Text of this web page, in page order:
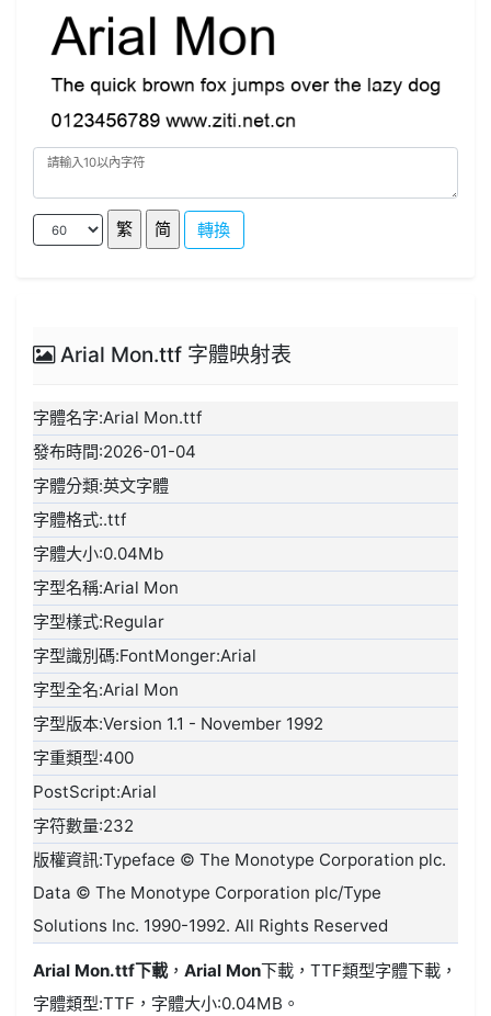
轉換
Arial Mon.ttf 字體映射表
字體名字:Arial Mon.ttf
發布時間:2026-01-04
字體分類:英文字體
字體格式:.ttf
字體大小:0.04Mb
字型名稱:Arial Mon
字型樣式:Regular
字型識別碼:FontMonger:Arial
字型全名:Arial Mon
字型版本:Version 1.1 - November 1992
字重類型:400
PostScript:Arial
字符數量:232
版權資訊:Typeface © The Monotype Corporation plc.
Data © The Monotype Corporation plc/Type
Solutions Inc. 1990-1992. All Rights Reserved
Arial Mon.ttf下載，Arial Mon下載，TTF類型字體下載，
字體類型:TTF ，字體大小:0.04MB。